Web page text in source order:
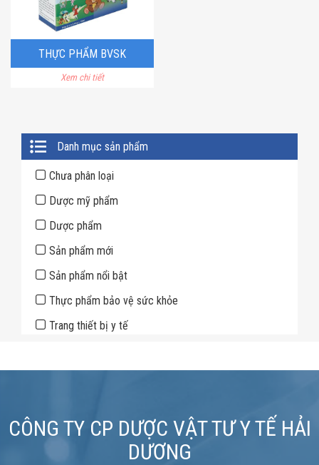
Primary
Sidebar
Danh mục sản phẩm
Chưa phân loại
Dược mỹ phẩm
Dược phẩm
Sản phẩm mới
Sản phẩm nổi bật
Thực phẩm bảo vệ sức khỏe
Trang thiết bị y tế
THỰC PHẨM BVSK
KIDSJAN ĂN NGON KHỎE
Xem chi tiết
CÔNG TY CP DƯỢC VẬT TƯ Y TẾ HẢI
DƯƠNG